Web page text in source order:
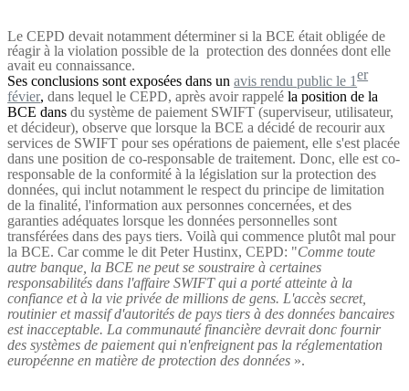
Le CEPD devait notamment déterminer si la BCE était obligée de
réagir à la violation possible de la protection des données dont elle
avait eu connaissance.
Ses conclusions sont exposées dans unavis rendu public le 1er
févier, dans lequel le CEPD, après avoir rappeléla position de la
BCE dans du système de paiement SWIFT (superviseur, utilisateur,
et décideur), observe que lorsque la BCE a décidé de recourir aux
services de SWIFT pour ses opérations de paiement, elle s'est placée
dans une position de co-responsable de traitement. Donc, elle est co-
responsable de la conformité à la législation sur la protection des
données, qui inclut notamment le respect du principe de limitation
de la finalité, l'information aux personnes concernées, et des
garanties adéquates lorsque les données personnelles sont
transférées dans des pays tiers. Voilà qui commence plutôt mal pour
la BCE. Car comme le dit Peter Hustinx, CEPD: "Comme toute
autre banque, la BCE ne peut se soustraire à certaines
responsabilités dans l'affaire SWIFT qui a porté atteinte à la
confiance et à la vie privée de millions de gens. L'accès secret,
routinier et massif d'autorités de pays tiers à des données bancaires
est inacceptable. La communauté financière devrait donc fournir
des systèmes de paiement qui n'enfreignent pas la réglementation
européenne en matière de protection des données ».